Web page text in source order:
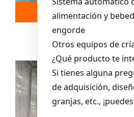
Sistema De Jaula
Leer más